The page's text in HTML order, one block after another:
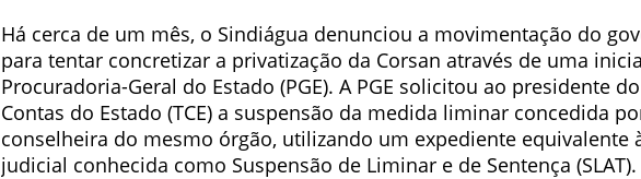
Há cerca de um mês, o Sindiágua denunciou a movimentação do
para tentar concretizar a privatização da Corsan através de uma
Procuradoria-Geral do Estado (PGE). A PGE solicitou ao presidente
Contas do Estado (TCE) a suspensão da medida liminar concedida
conselheira do mesmo órgão, utilizando um expediente equivalente
judicial conhecida como Suspensão de Liminar e de Sentença (SLAT).